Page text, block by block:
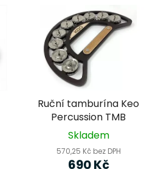
Ruční tamburína Keo
Percussion TMB
Skladem
570,25 Kč bez DPH
690 Kč